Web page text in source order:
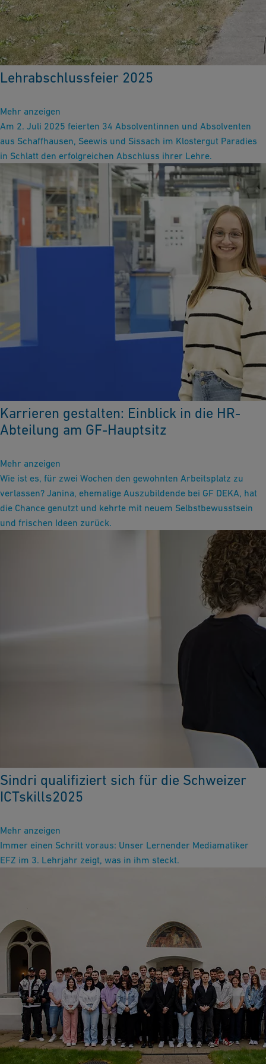
Lehrabschlussfeier 2025
Mehr anzeigen
Am 2. Juli 2025 feierten 34 Absolventinnen und Absolventen
aus Schaffhausen, Seewis und Sissach im Klostergut Paradies
in Schlatt den erfolgreichen Abschluss ihrer Lehre.
Karrieren gestalten: Einblick in die HR-
Abteilung am GF-Hauptsitz
Mehr anzeigen
Wie ist es, für zwei Wochen den gewohnten Arbeitsplatz zu
verlassen? Janina, ehemalige Auszubildende bei GF DEKA, hat
die Chance genutzt und kehrte mit neuem Selbstbewusstsein
und frischen Ideen zurück.
Sindri qualifiziert sich für die Schweizer
ICTskills2025
Mehr anzeigen
Immer einen Schritt voraus: Unser Lernender Mediamatiker
EFZ im 3. Lehrjahr zeigt, was in ihm steckt.